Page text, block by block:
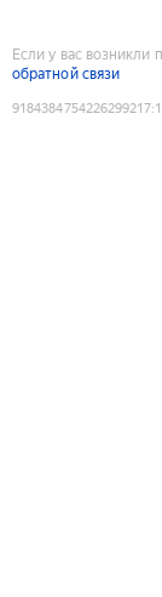
Если у вас возникли
обратной связи
9184384754226299217: